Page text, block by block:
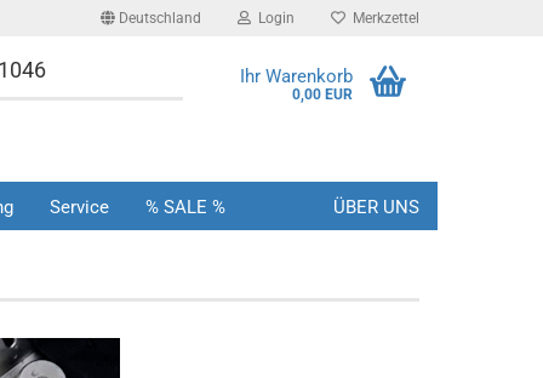
Deutschland Login Merkzettel
Ihr Warenkorb
0,00 EUR
Service % SALE % ÜBER UNS